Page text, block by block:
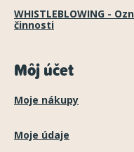
WHISTLEBLOWING -
činnosti
Môj účet
Moje nákupy
Moje údaje